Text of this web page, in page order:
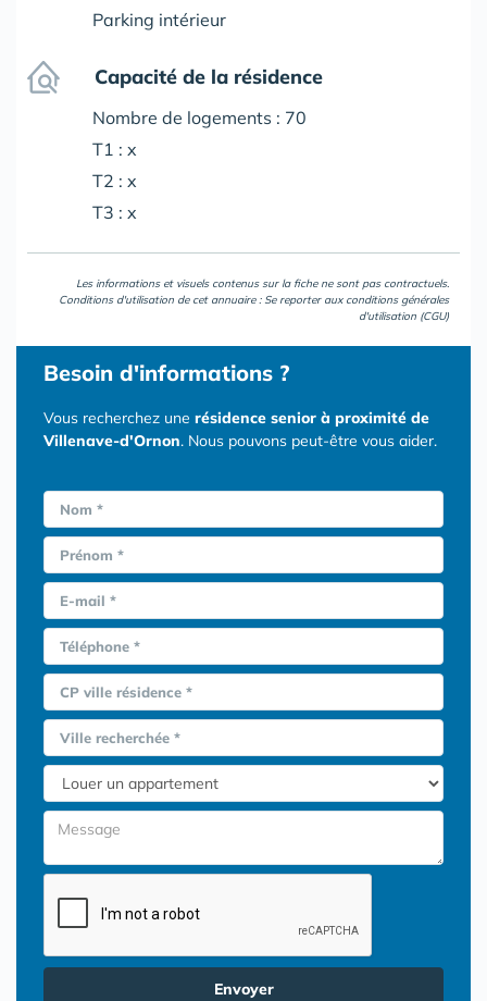
Parking intérieur
Capacité de la résidence
Nombre de logements : 70
T1 : x
T2 : x
T3 : x
Les informations et visuels contenus sur la fiche ne sont pas contractuels.
Conditions d'utilisation de cet annuaire : Se reporter aux conditions générales
d'utilisation (CGU)
Besoin d'informations ?
Vous recherchez une résidence senior à proximité de
Villenave-d'Ornon. Nous pouvons peut-être vous aider.
Nom *
Prénom *
E-mail *
Téléphone *
CP ville résidence *
Ville recherchée *
Envoyer